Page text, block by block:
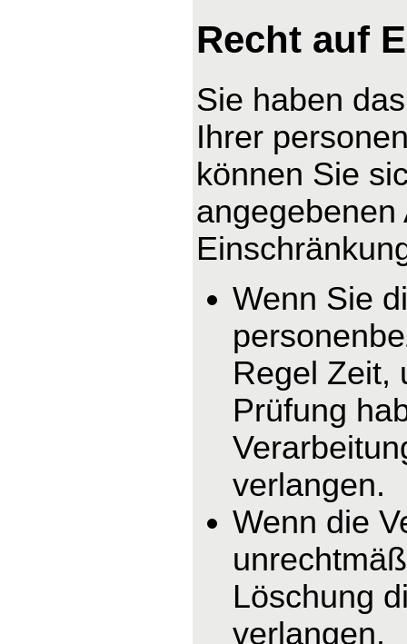
Recht auf
Sie haben
Ihrer
können Sie
Wenn Sie
Regel Zeit,
Prüfung
verlangen.
Wenn die
Löschung
verlangen.